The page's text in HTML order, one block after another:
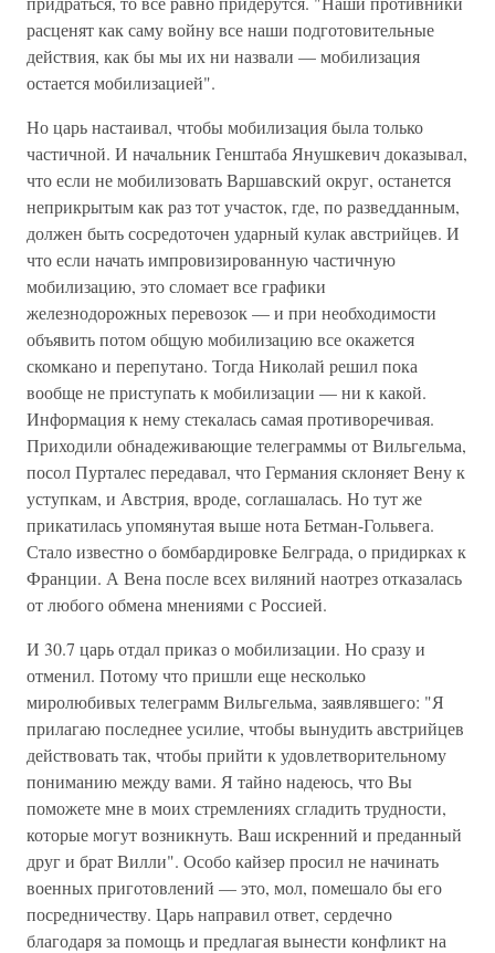
расценят как саму войну все наши подготовительные
действия, как бы мы их ни назвали — мобилизация
остается мобилизацией".
Но царь настаивал, чтобы мобилизация была только
частичной. И начальник Генштаба Янушкевич доказывал,
что если не мобилизовать Варшавский округ, останется
неприкрытым как раз тот участок, где, по разведданным,
должен быть сосредоточен ударный кулак австрийцев. И
что если начать импровизированную частичную
мобилизацию, это сломает все графики
железнодорожных перевозок — и при необходимости
объявить потом общую мобилизацию все окажется
скомкано и перепутано. Тогда Николай решил пока
вообще не приступать к мобилизации — ни к какой.
Информация к нему стекалась самая противоречивая.
Приходили обнадеживающие телеграммы от Вильгельма,
посол Пурталес передавал, что Германия склоняет Вену к
уступкам, и Австрия, вроде, соглашалась. Но тут же
прикатилась упомянутая выше нота Бетман-Гольвега.
Стало известно о бомбардировке Белграда, о придирках к
Франции. А Вена после всех виляний наотрез отказалась
от любого обмена мнениями с Россией.
И 30.7 царь отдал приказ о мобилизации. Но сразу и
отменил. Потому что пришли еще несколько
миролюбивых телеграмм Вильгельма, заявлявшего: "Я
прилагаю последнее усилие, чтобы вынудить австрийцев
действовать так, чтобы прийти к удовлетворительному
пониманию между вами. Я тайно надеюсь, что Вы
поможете мне в моих стремлениях сгладить трудности,
которые могут возникнуть. Ваш искренний и преданный
друг и брат Вилли". Особо кайзер просил не начинать
военных приготовлений — это, мол, помешало бы его
посредничеству. Царь направил ответ, сердечно
благодаря за помощь и предлагая вынести конфликт на